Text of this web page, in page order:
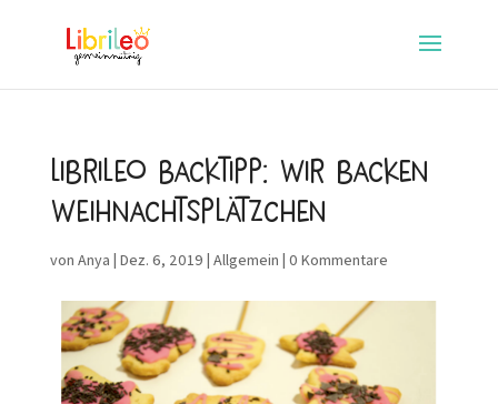
Librileo Backtipp: Wir backen
Weihnachtsplätzchen
von Anya | Dez. 6, 2019 | Allgemein | 0 Kommentare